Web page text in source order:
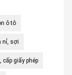
ô tô
nỉ, sợi
cấp giấy phép